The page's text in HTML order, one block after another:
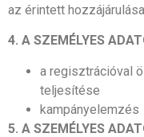
az érintett
4. A SZEMÉLYES
a regisztrációval
teljesítése
kampányelemzés
5. A SZEMÉLYES